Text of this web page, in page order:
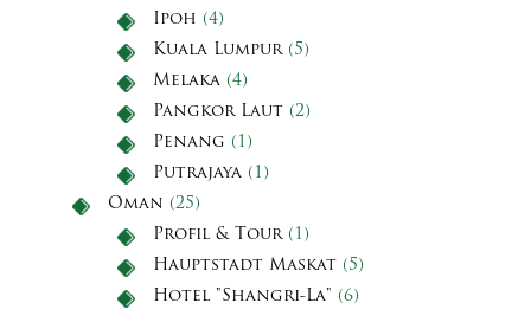
Ipoh (4)
Kuala Lumpur(5)
Melaka (4)
Pangkor Laut (2)
Penang (1)
Putrajaya (1)
Oman (25)
Profil & Tour(1)
Hauptstadt Maskat (5)
Hotel "Shangri-La" (6)